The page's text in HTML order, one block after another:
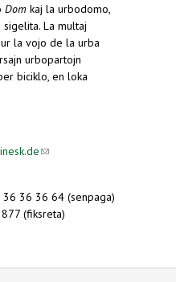
Dom kaj la urbodomo,
La multaj
la vojo de la urba
urbopartojn
biciklo, en loka
(link sends e-
36 36 64 (senpaga)
(fiksreta)